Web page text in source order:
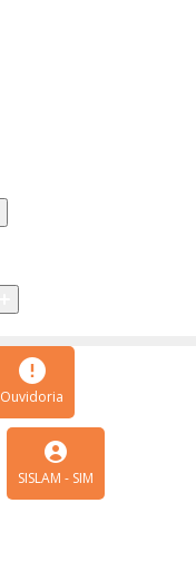
Ouvidoria
SISLAM - SIM